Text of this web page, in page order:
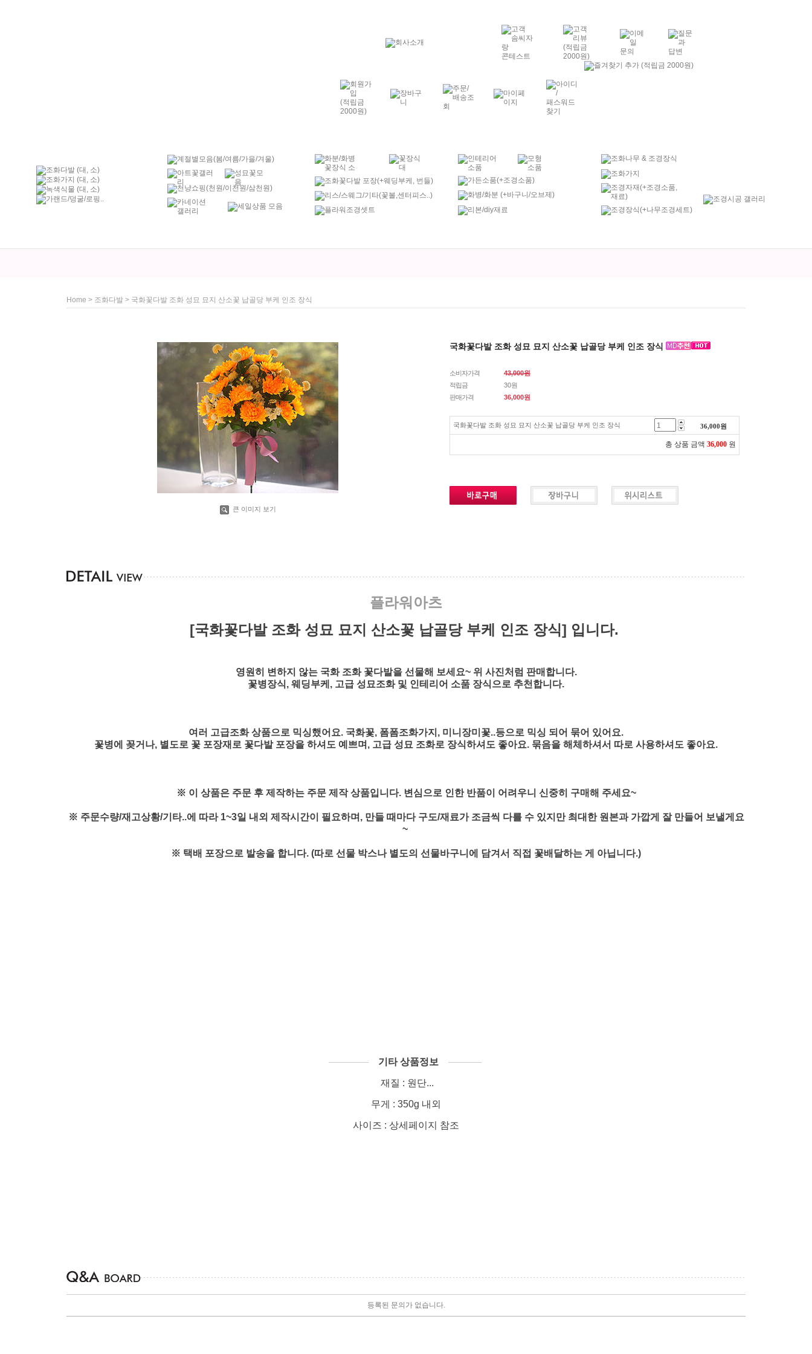
Home > 조화다발 > 국화꽃다발 조화 성묘 묘지 산소꽃 납골당 부케 인조 장식
큰 이미지 보기
국화꽃다발 조화 성묘 묘지 산소꽃 납골당 부케 인조 장식
소비자가격
43,000원
적립금
30원
판매가격
36,000원
국화꽃다발 조화 성묘 묘지 산소꽃 납골당 부케 인조 장식 36,000원
총 상품 금액 36,000 원
플라워아츠
[국화꽃다발 조화 성묘 묘지 산소꽃 납골당 부케 인조 장식] 입니다.
영원히 변하지 않는 국화 조화 꽃다발을 선물해 보세요~ 위 사진처럼 판매합니다.
꽃병장식, 웨딩부케, 고급 성묘조화 및 인테리어 소품 장식으로 추천합니다.
여러 고급조화 상품으로 믹싱했어요. 국화꽃, 폼폼조화가지, 미니장미꽃..등으로 믹싱 되어 묶어 있어요.
꽃병에 꽂거나, 별도로 꽃 포장재로 꽃다발 포장을 하셔도 예쁘며, 고급 성묘 조화로 장식하셔도 좋아요. 묶음을 해체하셔서 따로 사용하셔도 좋아요.
※ 이 상품은 주문 후 제작하는 주문 제작 상품입니다. 변심으로 인한 반품이 어려우니 신중히 구매해 주세요~
※ 주문수량/재고상황/기타..에 따라 1~3일 내외 제작시간이 필요하며, 만들 때마다 구도/재료가 조금씩 다를 수 있지만 최대한 원본과 가깝게 잘 만들어 보낼게요
~
※ 택배 포장으로 발송을 합니다. (따로 선물 박스나 별도의 선물바구니에 담겨서 직접 꽃배달하는 게 아닙니다.)
────── 기타 상품정보 ─────
재질 : 원단...
무게 : 350g 내외
사이즈 : 상세페이지 참조
등록된 문의가 없습니다.